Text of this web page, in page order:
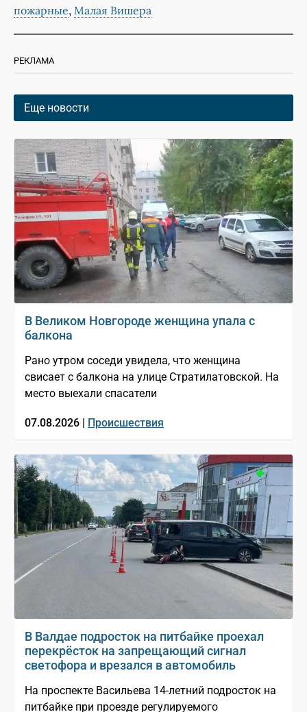
пожарные, Малая Вишера
РЕКЛАМА
Еще новости
В Великом Новгороде женщина упала с
балкона
Рано утром соседи увидела, что женщина
свисает с балкона на улице Стратилатовской. На
место выехали спасатели
07.08.2026 | Происшествия
В Валдае подросток на питбайке проехал
перекрёсток на запрещающий сигнал
светофора и врезался в автомобиль
На проспекте Васильева 14-летний подросток на
питбайке при проезде регулируемого